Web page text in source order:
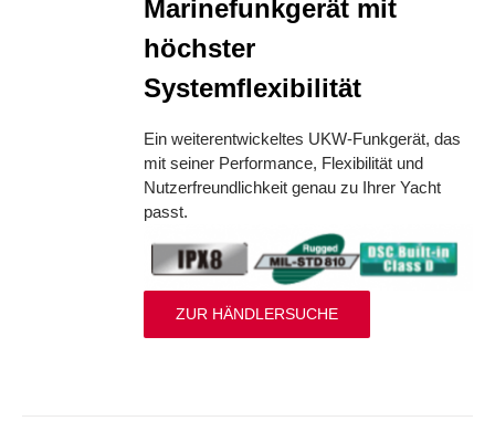
Marinefunkgerät mit
höchster
Systemflexibilität
Ein weiterentwickeltes UKW-Funkgerät, das
mit seiner Performance, Flexibilität und
Nutzerfreundlichkeit genau zu Ihrer Yacht
passt.
ZUR HÄNDLERSUCHE